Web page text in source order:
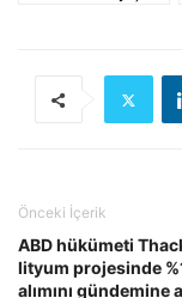
Önceki İçerik
ABD hükümeti
lityum projesinde
alımını gündemine